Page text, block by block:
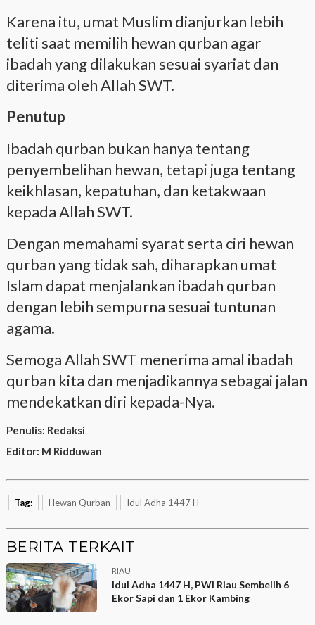
Karena itu, umat Muslim dianjurkan lebih
teliti saat memilih hewan qurban agar
ibadah yang dilakukan sesuai syariat dan
diterima oleh Allah SWT.
Penutup
Ibadah qurban bukan hanya tentang
penyembelihan hewan, tetapi juga tentang
keikhlasan, kepatuhan, dan ketakwaan
kepada Allah SWT.
Dengan memahami syarat serta ciri hewan
qurban yang tidak sah, diharapkan umat
Islam dapat menjalankan ibadah qurban
dengan lebih sempurna sesuai tuntunan
agama.
Semoga Allah SWT menerima amal ibadah
qurban kita dan menjadikannya sebagai jalan
mendekatkan diri kepada-Nya.
Penulis: Redaksi
Editor: M Ridduwan
Tag: Hewan Qurban Idul Adha 1447 H
BERITA TERKAIT
RIAU
Idul Adha 1447 H, PWI Riau Sembelih 6
Ekor Sapi dan 1 Ekor Kambing